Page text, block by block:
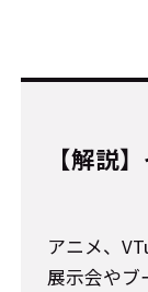
【解説
アニメ、
展示会やブ